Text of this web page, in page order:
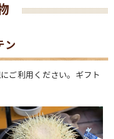
ン
ご利用ください。ギフト